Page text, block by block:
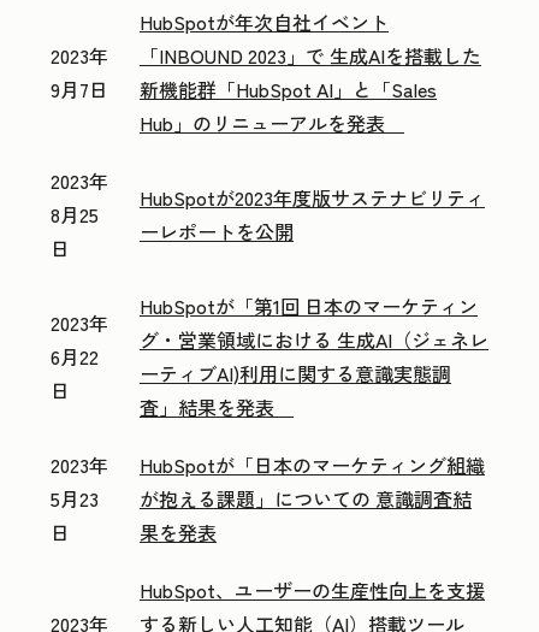
2023年
9月7日
HubSpotが年次自社イベント
「INBOUND 2023」で 生成AIを搭載した
新機能群「HubSpot AI」と「Sales
Hub」のリニューアルを発表
2023年
8月25
日
HubSpotが2023年度版サステナビリティ
ーレポートを公開
2023年
6月22
日
HubSpotが「第1回 日本のマーケティン
グ・営業領域における 生成AI（ジェネレ
ーティブAI)利用に関する意識実態調
査」結果を発表
2023年
5月23
日
HubSpotが「日本のマーケティング組織
が抱える課題」についての 意識調査結
果を発表
2023年
HubSpot、ユーザーの生産性向上を支援
する新しい人工知能（AI）搭載ツール